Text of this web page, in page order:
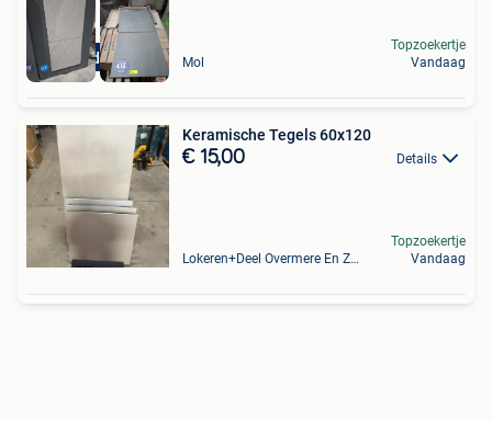
De Goedkoopste Mol
Topzoekertje
Vandaag
Keramische Tegels 60x120
€ 15,00 Details
Lokeren+Deel Overmere En Zele
Topzoekertje
Vandaag